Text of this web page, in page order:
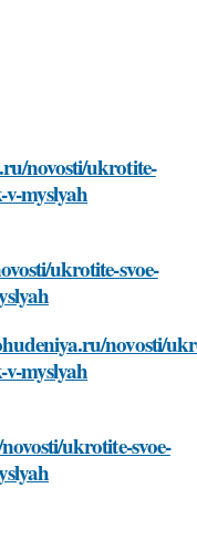
novosti/ukrotite-
v-myslyah
ukrotite-svoe-
novosti/
v-myslyah
ukrotite-svoe-